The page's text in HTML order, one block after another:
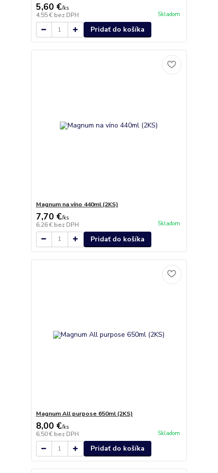
5,60 €/ks
4,55 € bez DPH Skladom
Pridať do košíka
Magnum na víno 440ml (2KS)
7,70 €/ks
6,26 € bez DPH Skladom
Pridať do košíka
Magnum All purpose 650ml (2KS)
8,00 €/ks
6,50 € bez DPH Skladom
Pridať do košíka